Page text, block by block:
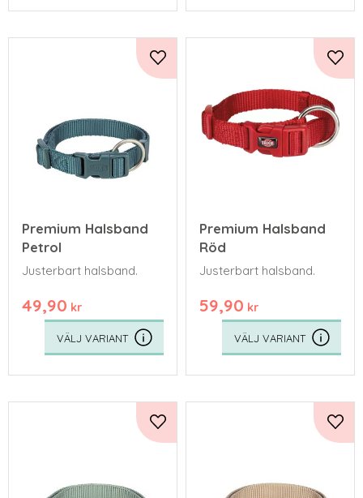
Premium Halsband
Petrol
Justerbart halsband.
49,90 kr
Lägg till i favoriter
Premium Halsband
Röd
Justerbart halsband.
59,90 kr
Lägg till i favoriter